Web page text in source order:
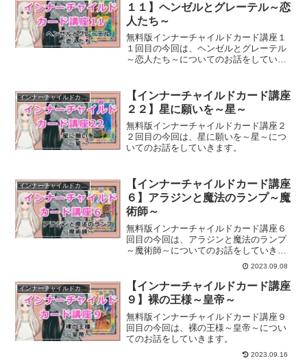
１１】ヘンゼルとグレーテル～恋
人たち～
無料版インナーチャイルドカード講座１
１回目の今回は、ヘンゼルとグレーテル
～恋人たち～についてのお話をしていき
インナーチャイルドカード講座
【インナーチャイルドカード講座
２２】星に願いを～星～
無料版インナーチャイルドカード講座２
２回目の今回は、星に願いを～星～につ
いてのお話をしていきます。
インナーチャイルドカード講座
【インナーチャイルドカード講座
６】アラジンと魔法のランプ～魔
術師～
無料版インナーチャイルドカード講座６
回目の今回は、アラジンと魔法のランプ
～魔術師～についてのお話をしていきま
2023.09.08
インナーチャイルドカード講座
【インナーチャイルドカード講座
９】裸の王様～皇帝～
無料版インナーチャイルドカード講座９
回目の今回は、裸の王様～皇帝～につい
てのお話をしていきます。
2023.09.16